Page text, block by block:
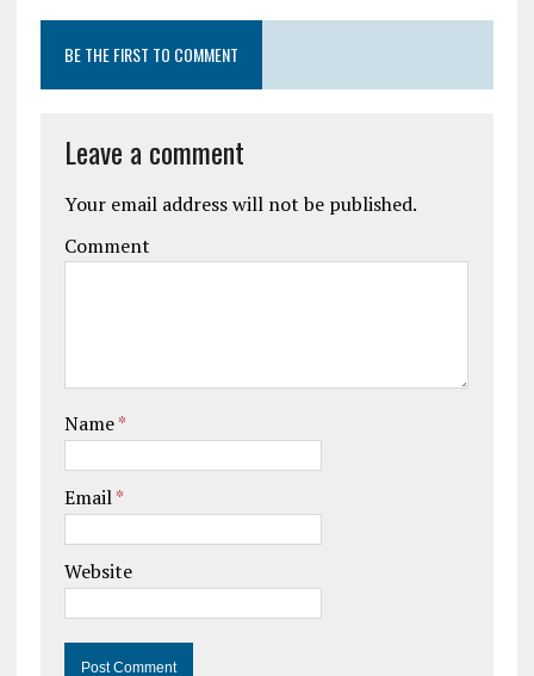
BE THE FIRST TO COMMENT
Leave a comment
Your email address will not be published.
Comment
Name*
Email*
Website